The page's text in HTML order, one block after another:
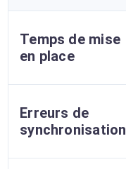
Temps de mise
en place
Erreurs de
synchronisation